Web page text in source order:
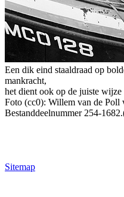
Een dik eind staaldraad op
mankracht,
het dient ook op de juiste wijze
Foto (cc0): Willem van de Poll
Bestanddeelnummer 254-
Sitemap